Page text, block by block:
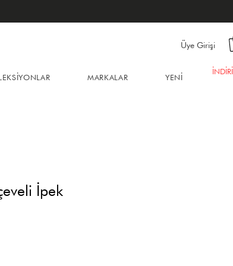
Üye Girişi
İpek
MARKALAR YENİ